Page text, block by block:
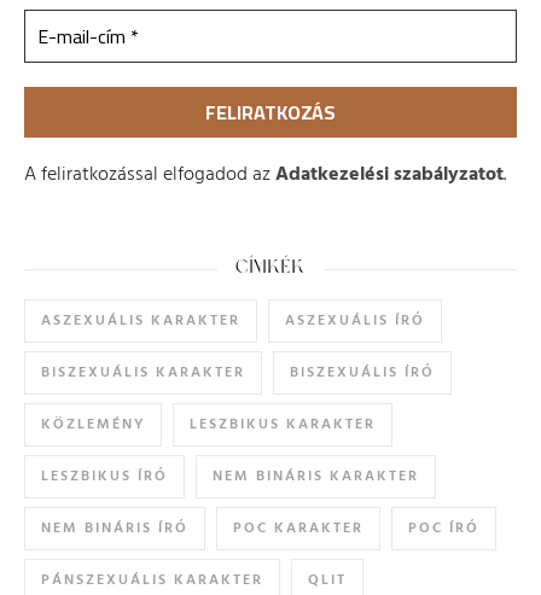
A feliratkozással elfogadod azAdatkezelési szabályzatot.
CÍMKÉK
ASZEXUÁLIS KARAKTER ASZEXUÁLIS ÍRÓ
BISZEXUÁLIS KARAKTER BISZEXUÁLIS ÍRÓ
KÖZLEMÉNY LESZBIKUS KARAKTER
LESZBIKUS ÍRÓ NEM BINÁRIS KARAKTER
NEM BINÁRIS ÍRÓ POC KARAKTER POC ÍRÓ
PÁNSZEXUÁLIS KARAKTER QLIT